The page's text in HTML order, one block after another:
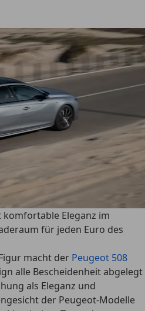
komfortable Eleganz im
für jeden Euro des
macht der Peugeot 508
alle Bescheidenheit abgelegt
als Eleganz und
der Peugeot-Modelle